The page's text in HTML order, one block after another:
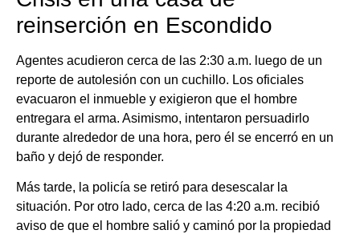
reinserción en Escondido
Agentes acudieron cerca de las 2:30 a.m. luego de un
reporte de autolesión con un cuchillo. Los oficiales
evacuaron el inmueble y exigieron que el hombre
entregara el arma. Asimismo, intentaron persuadirlo
durante alrededor de una hora, pero él se encerró en un
baño y dejó de responder.
Más tarde, la policía se retiró para desescalar la
situación. Por otro lado, cerca de las 4:20 a.m. recibió
aviso de que el hombre salió y caminó por la propiedad